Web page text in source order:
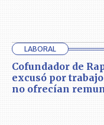
LABORAL
Cofundador de
excusó por
no ofrecían